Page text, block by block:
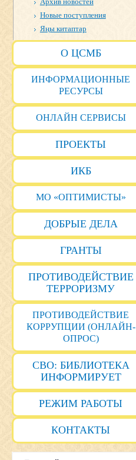
Новые поступления
Яңы китаптар
О ЦСМБ
ИНФОРМАЦИОННЫЕ
РЕСУРСЫ
ОНЛАЙН СЕРВИСЫ
ПРОЕКТЫ
ИКБ
МО «ОПТИМИСТЫ»
ДОБРЫЕ ДЕЛА
ГРАНТЫ
ПРОТИВОДЕЙСТВИЕ
ТЕРРОРИЗМУ
ПРОТИВОДЕЙСТВИЕ
КОРРУПЦИИ (ОНЛАЙН-
ОПРОС)
СВО: БИБЛИОТЕКА
ИНФОРМИРУЕТ
РЕЖИМ РАБОТЫ
КОНТАКТЫ